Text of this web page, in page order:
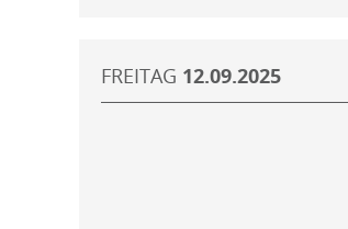
FREITAG 12.09.2025